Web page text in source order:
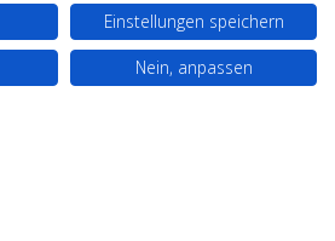
Einstellungen speichern
Nein, anpassen